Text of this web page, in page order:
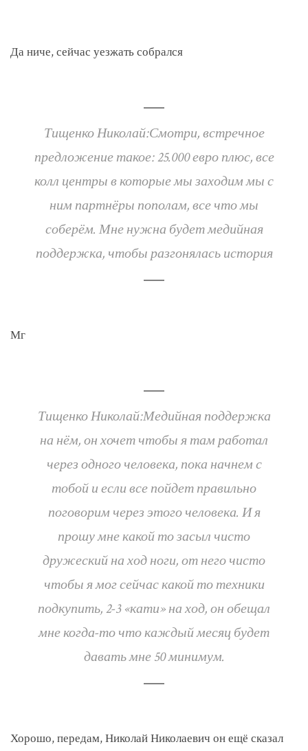
Да ниче, сейчас уезжать собрался
Тищенко Николай:Смотри, встречное
предложение такое: 25.000 евро плюс, все
колл центры в которые мы заходим мы с
ним партнёры пополам, все что мы
соберём. Мне нужна будет медийная
поддержка, чтобы разгонялась история
Мг
Тищенко Николай:Медийная поддержка
на нём, он хочет чтобы я там работал
через одного человека, пока начнем с
тобой и если все пойдет правильно
поговорим через этого человека. И я
прошу мне какой то засыл чисто
дружеский на ход ноги, от него чисто
чтобы я мог сейчас какой то техники
подкупить, 2-3 «кати» на ход, он обещал
мне когда-то что каждый месяц будет
давать мне 50 минимум.
Хорошо, передам, Николай Николаевич он ещё сказал